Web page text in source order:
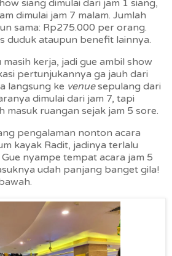
siang dimulai dari jam 1 siang,
dimulai jam 7 malam. Jumlah
sama: Rp275.000 per orang.
duduk ataupun benefit lainnya.
kerja, jadi gue ambil show
pertunjukannya ga jauh dari
langsung ke venuesepulang dari
dimulai dari jam 7, tapi
masuk ruangan sejak jam 5 sore.
pengalaman nonton acara
kayak Radit, jadinya terlalu
nyampe tempat acara jam 5
udah panjang banget gila!